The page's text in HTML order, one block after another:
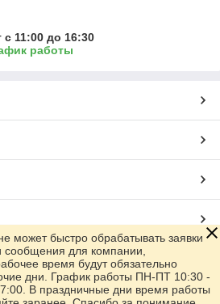
с 11:00 до 16:30
работы
Satu.kz
может быстро обрабатывать заявки
сообщения для компании,
время будут обязательно
дни. График работы ПН-ПТ 10:30 -
В праздничные дни время работы